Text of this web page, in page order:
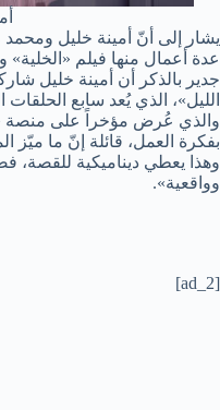
يشار إلى أنّ أمينة خليل
عدة أعمال منها فيلم
جدير بالذكر أن أمينة خليل
الليل»، الذي يُعد سابع
بفكرة العمل، قائلة إنّ ما
وهذا يعطي ديناميكية للقصة،
وواقعية».
[ad_2]